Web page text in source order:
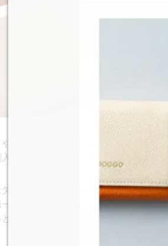
デザインで選ぶこともありますが、
れをプレゼントに選びたいものですよ
かせない重要ツールです。ビジネス
印象が決まってしまうともいえるで
同時に、コミュニケーションや事業